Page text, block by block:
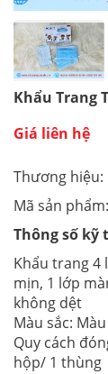
Khẩu Trang
Giá liên hệ
Thương hiệu:
Mã sản
Thông số kỹ
Khẩu trang 4
mịn, 1 lớp
không dệt
Màu sắc:
Quy cách
hộp/ 1 thùng